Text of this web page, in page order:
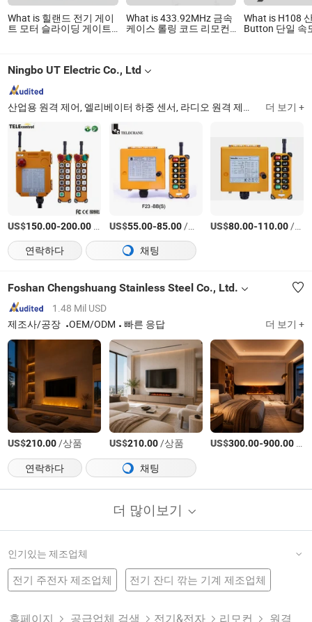
What is 힐랜드 전기 게이
트 모터 슬라이딩 게이트
What is 433.92MHz 금속
케이스 롤링 코드 리모컨
What is H108
Button 단일 속
Ningbo UT Electric Co., Ltd
산업용 원격 제어, 엘리베이터 하중 센서, 라디오 원격 제어, 엘리베이터 하중 측정 장치, 크레인 원격 제어, 엘리베이터 하중 측정 장비, 텔레크레인 원격 제어, 리프팅 하중 제한기, 텔레컨트롤, 레버 한계 스위치 더 보기 +
US$150.00-200.00 US$55.00-85.00/상품 US$80.00-110.00/세트
연락하다
채팅
Foshan Chengshuang Stainless Steel Co., Ltd.
1.48 Mil USD
제조사/공장
OEM/ODM 빠른 응답 더 보기 +
US$210.00/상품 US$210.00/상품 US$300.00-900.00
연락하다
채팅
더 많이보기
인기있는 제조업체
전기 주전자 제조업체 전기 잔디 깎는 기계 제조업체
홈페이지 공급업체 검색 전기&전자 리모컨 원격